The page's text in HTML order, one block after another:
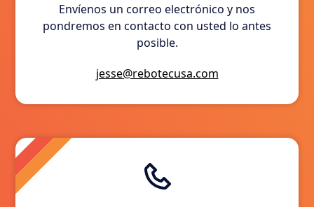
Envíenos un correo electrónico y nos
pondremos en contacto con usted lo antes
posible.
jesse@rebotecusa.com